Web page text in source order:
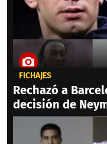
FICHAJES
Rechazó a
decisión de